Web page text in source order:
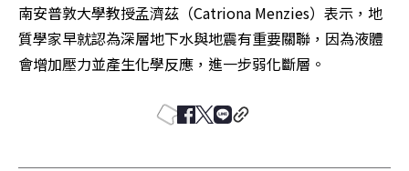
南安普敦大學教授孟濟茲（Catriona Menzies）表示，地
質學家早就認為深層地下水與地震有重要關聯，因為液體
會增加壓力並產生化學反應，進一步弱化斷層。